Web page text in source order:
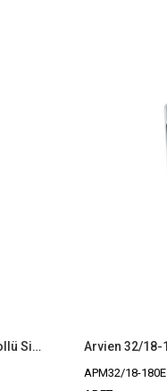
Arvien 25/17-180E Frekans Kontrollü Sirkülasyon Pompası
APM32/18-180E